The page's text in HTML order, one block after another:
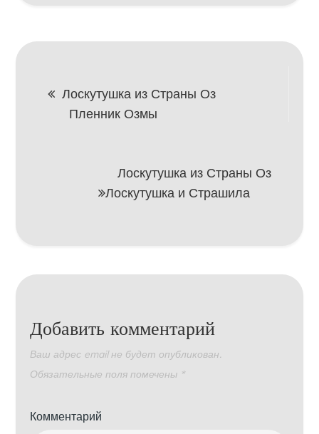
Навигация
записям
Лоскутушка из Страны Оз
Пленник Озмы
Лоскутушка из Страны Оз
Лоскутушка и Страшила
Добавить комментарий
Ваш адрес email не будет опубликован.
Обязательные поля помечены *
Комментарий